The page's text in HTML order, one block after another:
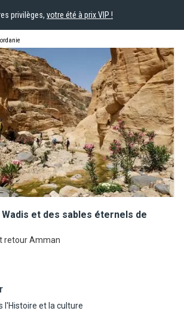
privilèges, votre été à prix VIP !
et des sables éternels de
retour Amman
l'Histoire et la culture